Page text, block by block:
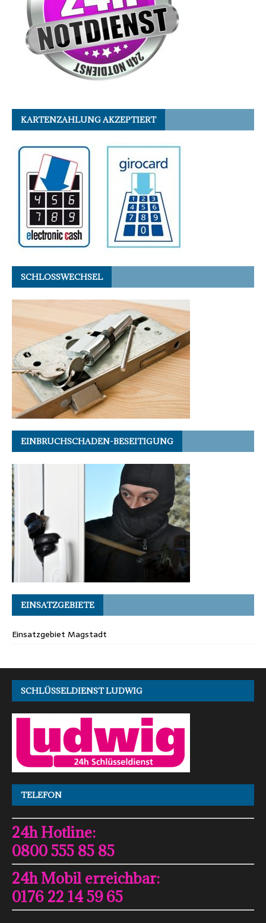
KARTENZAHLUNG AKZEPTIERT
SCHLOSSWECHSEL
EINBRUCHSCHADEN-BESEITIGUNG
EINSATZGEBIETE
Einsatzgebiet Magstadt
SCHLÜSSELDIENST LUDWIG
TELEFON
24h Hotline:
0800 555 85 85
24h Mobil erreichbar:
0176 22 14 59 65